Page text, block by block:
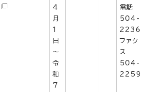
4
月
1
日
～
令
和
7
電話
504-
2236
ファク
ス
504-
2259